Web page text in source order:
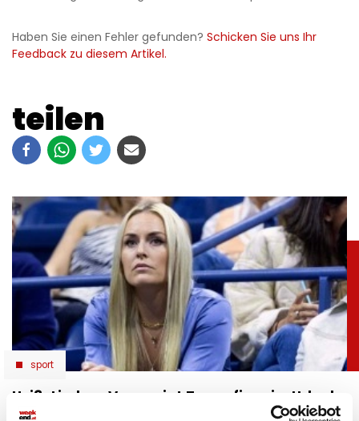
Haben Sie einen Fehler gefunden? Schicken Sie uns Ihr
Feedback zu diesem Artikel.
teilen
sport
Heiß: Lindsey Vonn zeigt Traumfigur im Urlaub